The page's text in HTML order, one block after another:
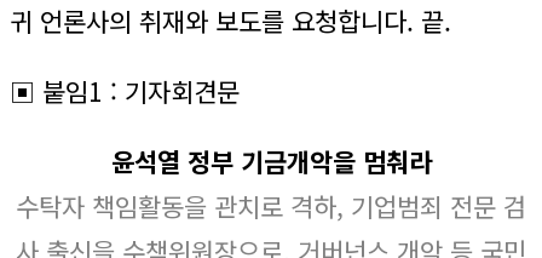
귀 언론사의 취재와 보도를 요청합니다. 끝.
▣ 붙임1 : 기자회견문
윤석열 정부 기금개악을 멈춰라
수탁자 책임활동을 관치로 격하, 기업범죄 전문 검
사 출신을 수책위원장으로, 거버넌스 개악 등 국민